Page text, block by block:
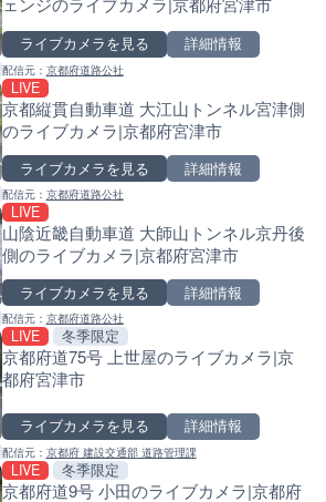
ライブカメラを見る 詳細情報
配信元： 京都府道路公社
LIVE
京都縦貫自動車道 大江山トンネル宮津側
のライブカメラ|京都府宮津市
ライブカメラを見る 詳細情報
配信元： 京都府道路公社
LIVE
山陰近畿自動車道 大師山トンネル京丹後
側のライブカメラ|京都府宮津市
ライブカメラを見る 詳細情報
配信元： 京都府道路公社
LIVE 冬季限定
京都府道75号 上世屋のライブカメラ|京
都府宮津市
ライブカメラを見る 詳細情報
配信元： 京都府 建設交通部 道路管理課
LIVE 冬季限定
京都府道9号 小田のライブカメラ|京都府